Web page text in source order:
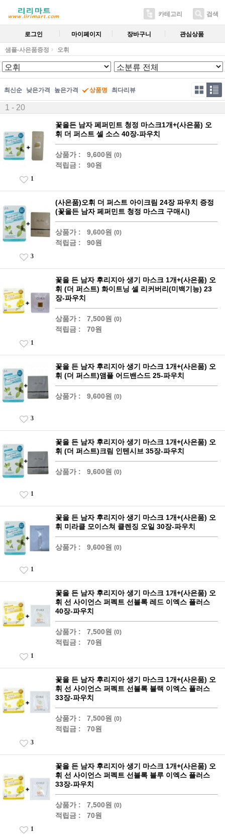
카테고리 검색
로그인 마이페이지 장바구니 관심상품
샘플-사은품증정 오휘
최신순 낮은가격 높은가격 상품명 최다리뷰
1 - 20
꽃을든 남자 페퍼민트 청정 마스크1개+(사은품) 오
휘 더 퍼스트 셀 소스 40장-파우치
상품가 : 9,600원 (0)
적립금 : 90원
1
(사은품)오휘 더 퍼스트 아이크림 24장 파우치 증정
(꽃을든 남자 페퍼민트 청정 마스크 구매시)
상품가 : 9,600원 (0)
적립금 : 90원
3
꽃을 든 남자 후리지아 생기 마스크 1개+(사은품) 오
휘 (더 퍼스트) 화이트닝 셀 리커버리(미백기능) 23
장-파우치
상품가 : 7,500원 (0)
적립금 : 70원
1
꽃을 든 남자 후리지아 생기 마스크 1개+(사은품) 오
휘 (더 퍼스트)앰플 어드밴스드 25-파우치
상품가 : 9,600원 (0)
3
꽃을 든 남자 후리지아 생기 마스크 1개+(사은품) 오
휘 (더 퍼스트)크림 인텐시브 35장-파우치
상품가 : 9,600원 (0)
1
꽃을 든 남자 후리지아 생기 마스크 1개+(사은품) 오
휘 미라클 모이스쳐 클렌징 오일 30장-파우치
상품가 : 9,600원 (0)
1
꽃을 든 남자 후리지아 생기 마스크 1개+(사은품) 오
휘 선 사이언스 퍼펙트 선블록 레드 이엑스 플러스
40장-파우치
상품가 : 7,500원 (0)
적립금 : 70원
1
꽃을 든 남자 후리지아 생기 마스크 1개+(사은품) 오
휘 선 사이언스 퍼펙트 선블록 블랙 이엑스 플러스
33장-파우치
상품가 : 7,500원 (0)
적립금 : 70원
3
꽃을 든 남자 후리지아 생기 마스크 1개+(사은품) 오
휘 선 사이언스 퍼펙트 선블록 블루 이엑스 플러스
33장-파우치
상품가 : 7,500원 (0)
적립금 : 70원
1